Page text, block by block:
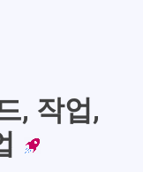
, 작업,